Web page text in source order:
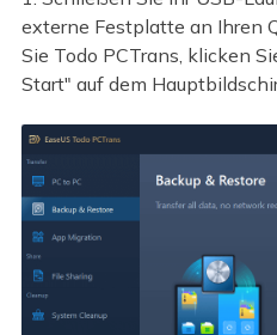
externe Festplatte an Ihren
Sie Todo PCTrans, klicken
Start" auf dem